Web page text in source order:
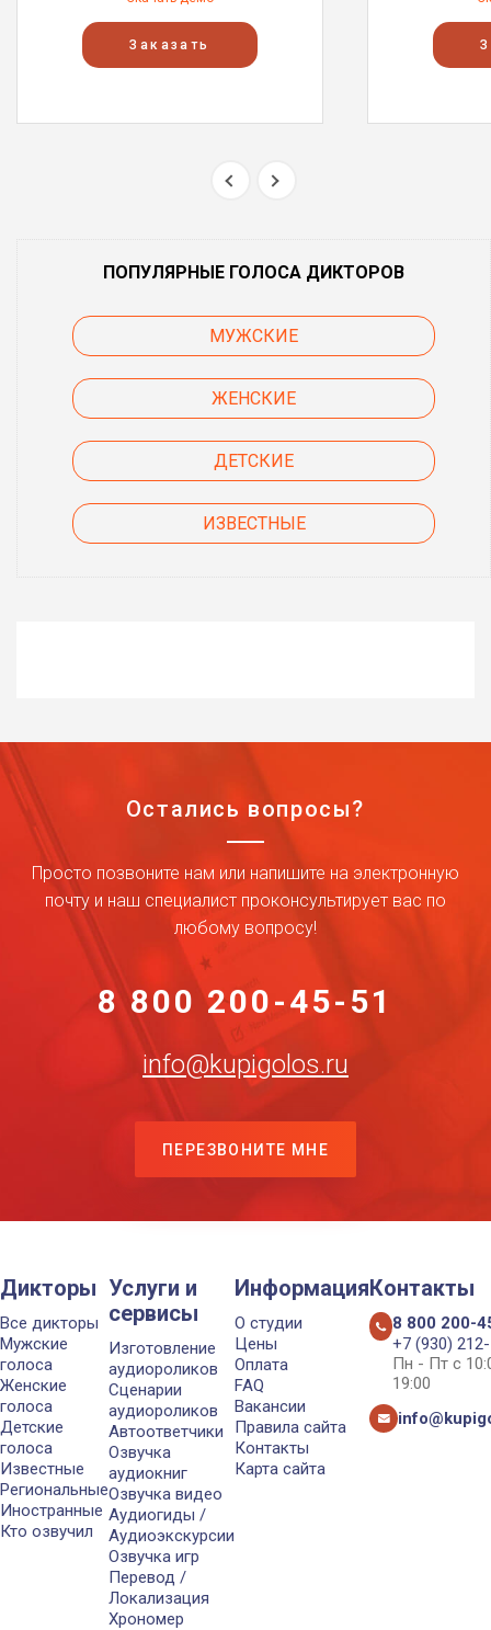
Заказать
ПОПУЛЯРНЫЕ ГОЛОСА ДИКТОРОВ
МУЖСКИЕ
ЖЕНСКИЕ
ДЕТСКИЕ
ИЗВЕСТНЫЕ
Остались вопросы?
Просто позвоните нам или напишите на электронную
почту и наш специалист проконсультирует вас по
любому вопросу!
8 800 200-45-51
info@kupigolos.ru
ПЕРЕЗВОНИТЕ МНЕ
Дикторы
Все дикторы
Мужские
голоса
Женские
голоса
Детские
голоса
Известные
Региональные
Иностранные
Кто озвучил
Услуги и
сервисы
Изготовление
аудиороликов
Сценарии
аудиороликов
Автоответчики
Озвучка
аудиокниг
Озвучка видео
Аудиогиды /
Аудиоэкскурсии
Озвучка игр
Перевод /
Локализация
Хрономер
Информация
О студии
Цены
Оплата
FAQ
Вакансии
Правила сайта
Контакты
Карта сайта
Контакты
8 800 200-
+7 (930)
Пн - Пт с
19:00